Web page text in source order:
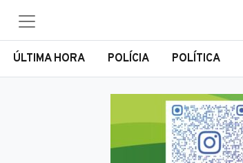
ÚLTIMA HORA POLÍCIA POLÍTICA